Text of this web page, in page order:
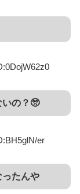
いの？🥺
er
ったんや